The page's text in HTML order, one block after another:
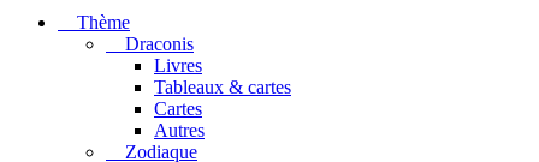
Thème
Draconis
Livres
Tableaux & cartes
Cartes
Autres
Zodiaque